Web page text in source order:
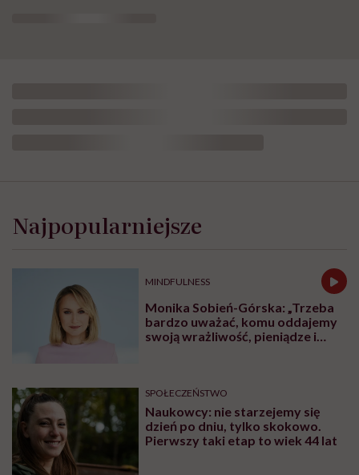
dziedziczenie
długów.
wiedzieć
śmierci
Najpopularniejsze
MINDFULNESS
Monika Sobień-Górska: „Trzeba
bardzo uważać, komu oddajemy
swoją wrażliwość, pieniądze i
SPOŁECZEŃSTWO
Naukowcy: nie starzejemy się
dzień po dniu, tylko skokowo.
Pierwszy taki etap to wiek 44 lat